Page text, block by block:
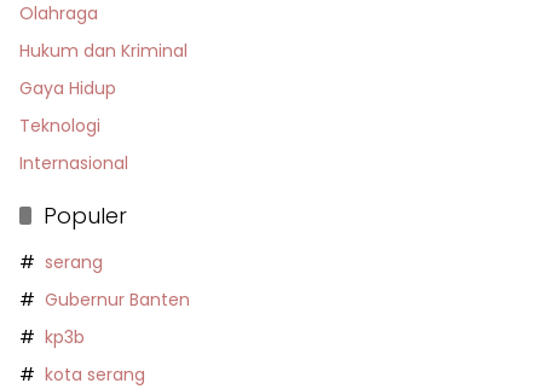
Olahraga
Hukum dan Kriminal
Gaya Hidup
Teknologi
Internasional
Populer
serang
Gubernur Banten
kp3b
kota serang